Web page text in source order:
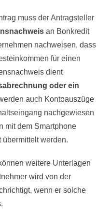
muss der Antragsteller
an Bonkredit
nachweisen, dass
für einen
dient
oder ein
auch Kontoauszüge
nachgewiesen
mit dem Smartphone
werden.
weitere Unterlagen
wird von der
wenn er solche